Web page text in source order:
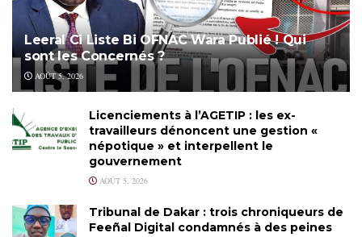
Leeral Ci Liste Bi OFNAC Wara Publié ! Qui
sont les Concernés ?
AOÛT 5, 2026
Licenciements à l’AGETIP : les ex-
travailleurs dénoncent une gestion «
népotique » et interpellent le
gouvernement
AOÛT 5, 2026
Tribunal de Dakar : trois chroniqueurs de
Feeñal Digital condamnés à des peines